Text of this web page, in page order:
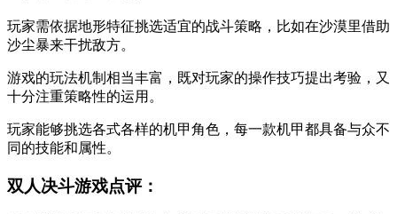
玩家需依据地形特征挑选适宜的战斗策略，比如在沙漠里借助
沙尘暴来干扰敌方。
游戏的玩法机制相当丰富，既对玩家的操作技巧提出考验，又
十分注重策略性的运用。
玩家能够挑选各式各样的机甲角色，每一款机甲都具备与众不
同的技能和属性。
双人决斗游戏点评：